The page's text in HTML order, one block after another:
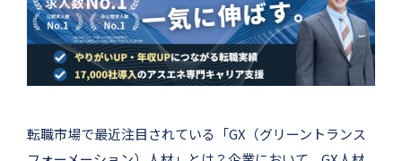
転職市場で最近注目されている「GX（グリーントランス